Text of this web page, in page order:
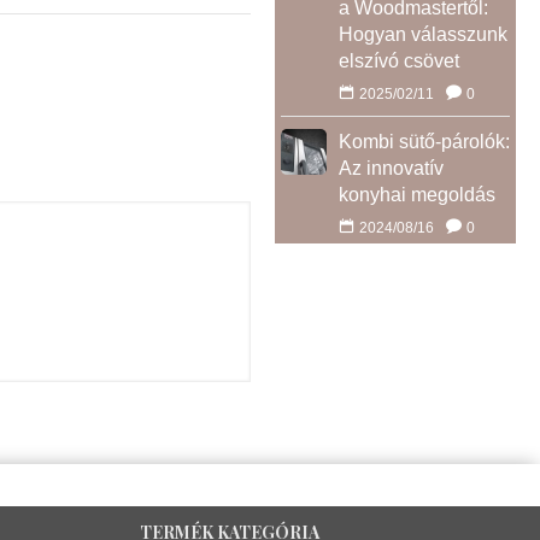
a Woodmastertől:
Hogyan válasszunk
elszívó csövet
2025/02/11 0
Kombi sütő-párolók:
Az innovatív
konyhai megoldás
2024/08/16 0
TERMÉK KATEGÓRIA